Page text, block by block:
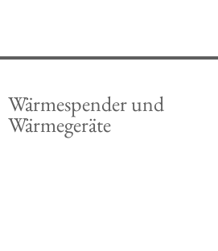
Wärmespender und
Wärmegeräte